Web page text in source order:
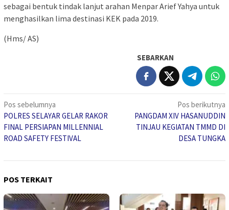
sebagai bentuk tindak lanjut arahan Menpar Arief Yahya untuk
menghasilkan lima destinasi KEK pada 2019.
(Hms/ AS)
SEBARKAN
Navigasi
pos
Pos sebelumnya
POLRES SELAYAR GELAR RAKOR
FINAL PERSIAPAN MILLENNIAL
ROAD SAFETY FESTIVAL
Pos berikutnya
PANGDAM XIV HASANUDDIN
TINJAU KEGIATAN TMMD DI
DESA TUNGKA
POS TERKAIT